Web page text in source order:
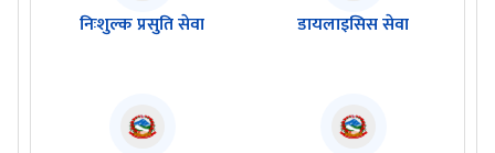
निःशुल्क प्रसुति सेवा डायलाइसिस सेवा